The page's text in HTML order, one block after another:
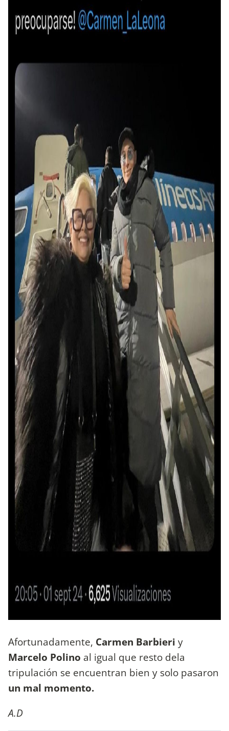
Afortunadamente, Carmen Barbieri y
Marcelo Polino al igual que resto dela
tripulación se encuentran bien y solo pasaron
un mal momento.
A.D